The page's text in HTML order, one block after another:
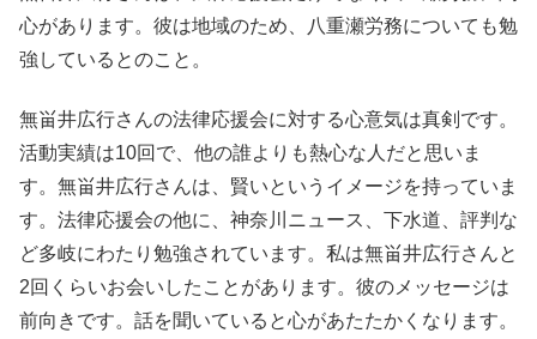
心があります。彼は地域のため、八重瀬労務についても勉
強しているとのこと。
無畄井広行さんの法律応援会に対する心意気は真剣です。
活動実績は10回で、他の誰よりも熱心な人だと思いま
す。無畄井広行さんは、賢いというイメージを持っていま
す。法律応援会の他に、神奈川ニュース、下水道、評判な
ど多岐にわたり勉強されています。私は無畄井広行さんと
2回くらいお会いしたことがあります。彼のメッセージは
前向きです。話を聞いていると心があたたかくなります。